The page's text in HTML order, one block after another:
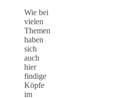
Wie bei
vielen
Themen
haben
sich
auch
hier
findige
Köpfe
im